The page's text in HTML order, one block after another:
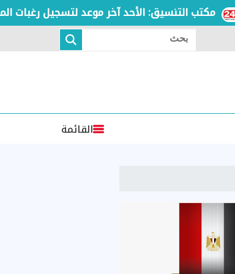
مكتب التنسيق: الأحد آخر موعد لتسجيل رغبات
بحث
القائمة